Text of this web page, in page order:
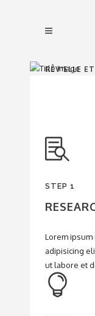
RÊV'ELLE
STEP 1
Lorem
adipisicing
ut labore et